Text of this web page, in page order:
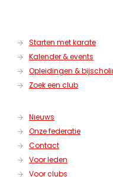
Starten met karate
Kalender & events
Opleidingen &
Zoek een club
Nieuws
Onze federatie
Contact
Voor leden
Voor clubs